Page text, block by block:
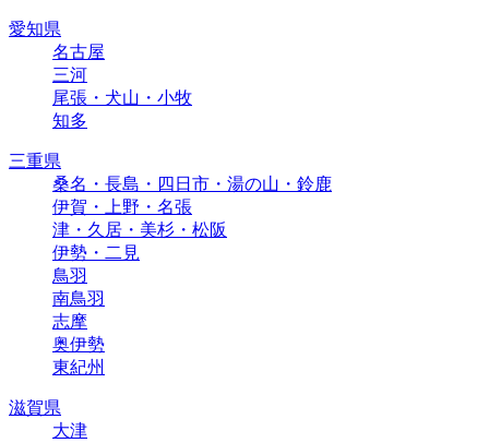
愛知県
名古屋
三河
尾張・犬山・小牧
知多
三重県
桑名・長島・四日市・湯の山・鈴鹿
伊賀・上野・名張
津・久居・美杉・松阪
伊勢・二見
鳥羽
南鳥羽
志摩
奥伊勢
東紀州
滋賀県
大津